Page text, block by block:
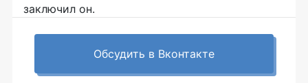
заключил он.
Обсудить в Вконтакте